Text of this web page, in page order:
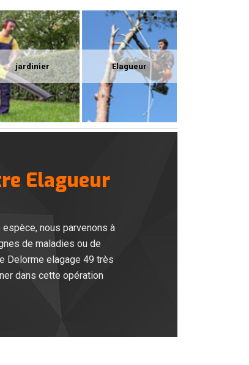
jardinier Elagueur
Elagueur
nous parvenons à
de maladies ou de
Delorme elagage 49 très
dans cette opération